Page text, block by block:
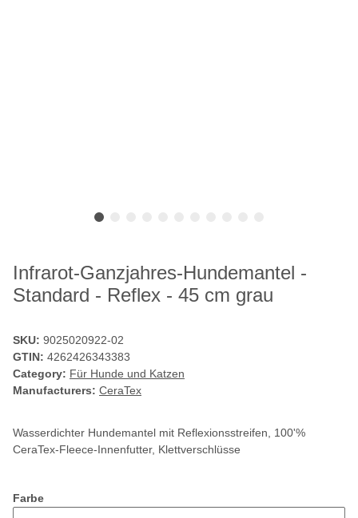
Infrarot-Ganzjahres-Hundemantel -
Standard - Reflex - 45 cm grau
SKU: 9025020922-02
GTIN: 4262426343383
Category: Für Hunde und Katzen
Manufacturers: CeraTex
Wasserdichter Hundemantel mit Reflexionsstreifen, 100'%
CeraTex-Fleece-Innenfutter, Klettverschlüsse
Farbe